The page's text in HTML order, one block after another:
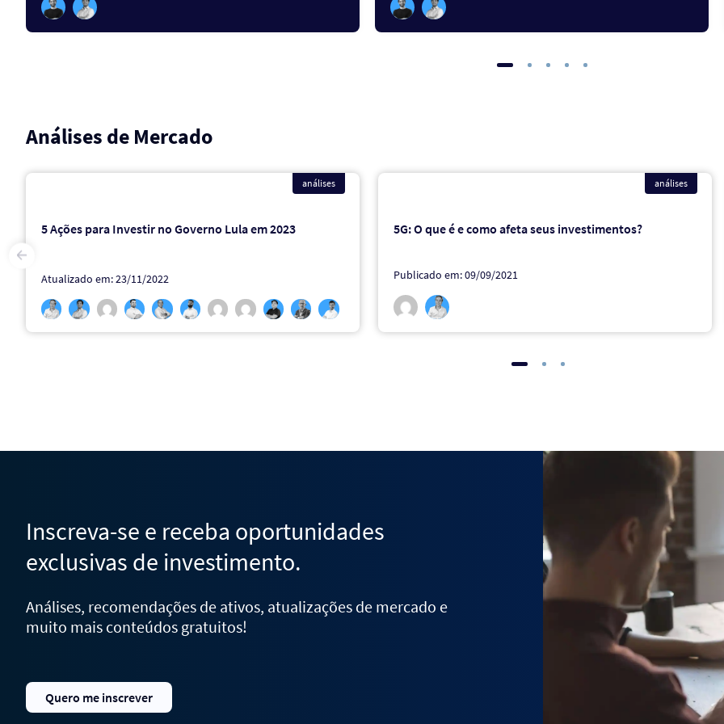
Análises de Mercado
análises
5 Ações para Investir no Governo Lula em 2023
Atualizado em: 23/11/2022
análises
5G: O que é e como afeta seus investimentos?
Publicado em: 09/09/2021
Inscreva-se e receba oportunidades
exclusivas de investimento.
Análises, recomendações de ativos, atualizações de mercado e
muito mais conteúdos gratuitos!
Quero me inscrever